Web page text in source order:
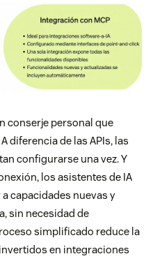
conserje personal que
diferencia de las APIs, las
configurarse una vez. Y
los asistentes de IA
capacidades nuevas y
sin necesidad de
simplificado reduce la
en integraciones